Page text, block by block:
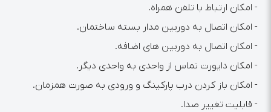
- امکان ارتباط با تلفن همراه.
- امکان اتصال به دوربین مدار بسته ساختمان.
- امکان اتصال به دوربین های اضافه.
- امکان دایورت تماس از واحدی به واحدی دیگر.
- امکان باز کردن درب پارکینگ و ورودی به صورت همزمان.
- قابلیت تغییر صدا.